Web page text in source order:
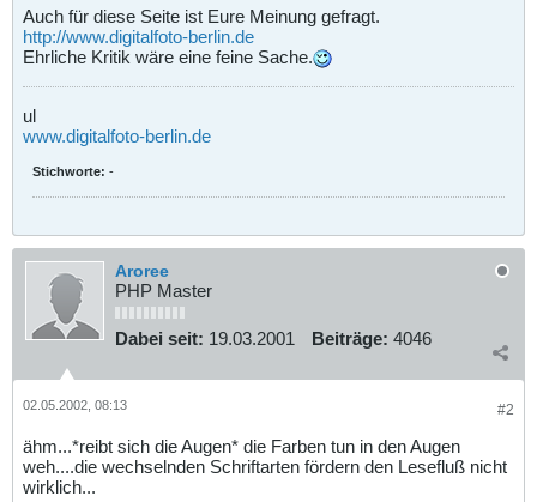
Auch für diese Seite ist Eure Meinung gefragt.
http://www.digitalfoto-berlin.de
Ehrliche Kritik wäre eine feine Sache.
ul
www.digitalfoto-berlin.de
Stichworte: -
Aroree
PHP Master
Dabei seit: 19.03.2001 Beiträge: 4046
#2
02.05.2002, 08:13
ähm...*reibt sich die Augen* die Farben tun in den Augen
weh....die wechselnden Schriftarten fördern den Lesefluß nicht
wirklich...